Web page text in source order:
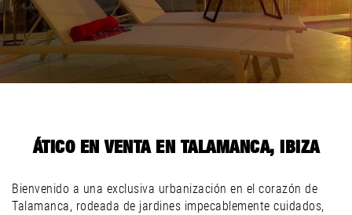
ÁTICO EN VENTA EN TALAMANCA, IBIZA
Bienvenido a una exclusiva urbanización en el corazón de
Talamanca, rodeada de jardines impecablemente cuidados,